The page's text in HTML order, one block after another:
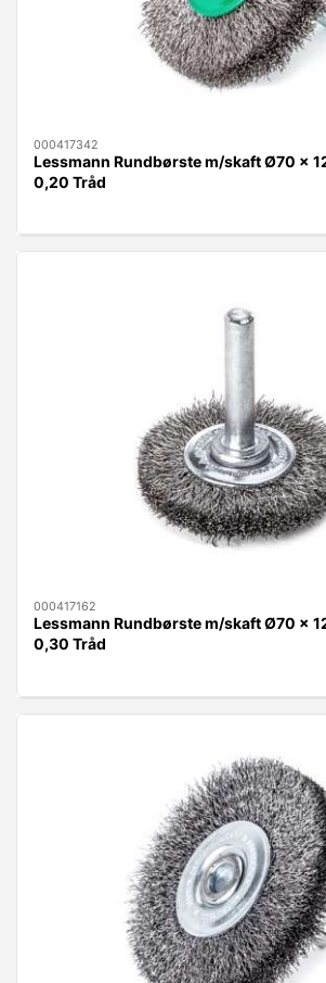
000417342
Lessmann Rundbørste m/skaft Ø70 x
0,20 Tråd
000417162
Lessmann Rundbørste m/skaft Ø70 x
0,30 Tråd